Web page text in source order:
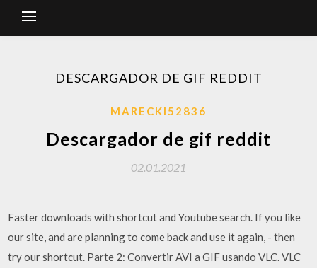
DESCARGADOR DE GIF REDDIT
MARECKI52836
Descargador de gif reddit
02.01.2021
Faster downloads with shortcut and Youtube search. If you like
our site, and are planning to come back and use it again, - then
try our shortcut. Parte 2: Convertir AVI a GIF usando VLC. VLC